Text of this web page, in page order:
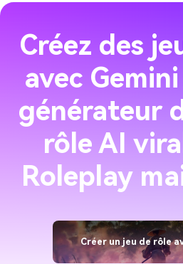
Créez des
avec
générateur
rôle AI
Roleplay
Créer un jeu de rôle